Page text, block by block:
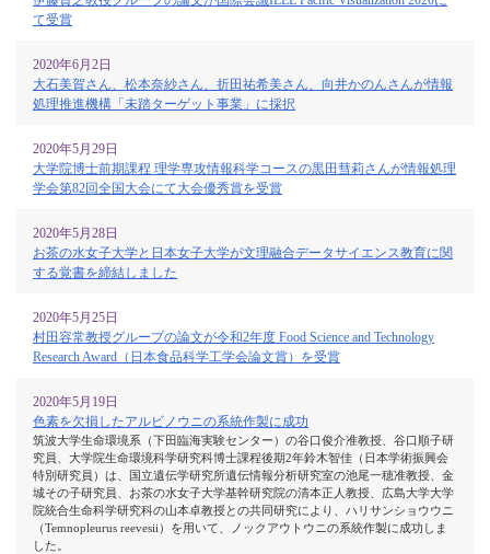
て受賞
2020年6月2日
大石美賀さん、松本奈紗さん、折田祐希美さん、向井かのんさんが情報
処理推進機構「未踏ターゲット事業」に採択
2020年5月29日
大学院博士前期課程 理学専攻情報科学コースの黒田彗莉さんが情報処理
学会第82回全国大会にて大会優秀賞を受賞
2020年5月28日
お茶の水女子大学と日本女子大学が文理融合データサイエンス教育に関
する覚書を締結しました
2020年5月25日
村田容常教授グループの論文が令和2年度 Food Science and Technology
Research Award（日本食品科学工学会論文賞）を受賞
2020年5月19日
色素を欠損したアルビノウニの系統作製に成功
筑波大学生命環境系（下田臨海実験センター）の谷口俊介准教授、谷口順子研
究員、大学院生命環境科学研究科博士課程後期2年鈴木智佳（日本学術振興会
特別研究員）は、国立遺伝学研究所遺伝情報分析研究室の池尾一穂准教授、金
城その子研究員、お茶の水女子大学基幹研究院の清本正人教授、広島大学大学
院統合生命科学研究科の山本卓教授との共同研究により、ハリサンショウウニ
（Temnopleurus reevesii）を用いて、ノックアウトウニの系統作製に成功しま
した。